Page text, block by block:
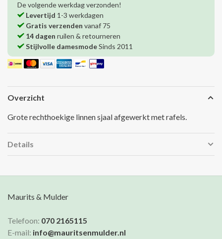
De volgende werkdag verzonden!
Levertijd 1-3 werkdagen
Gratis verzenden vanaf 75
14 dagen ruilen & retourneren
Stijlvolle damesmodeSinds 2011
Overzicht
Grote rechthoekige linnen sjaal afgewerkt met rafels.
Details
Maurits & Mulder
Telefoon: 070 2165115
E-mail: info@mauritsenmulder.nl